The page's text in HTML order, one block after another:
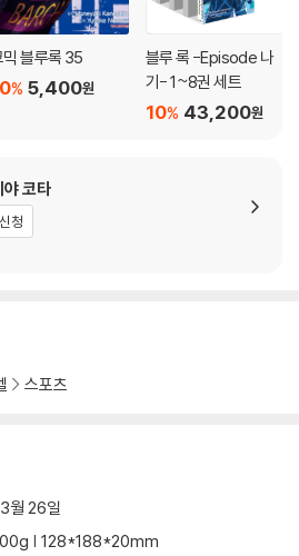
믹 블루록 35
5,400원
%
블루 록 -Episode 나
기- 1~8권 세트
43,200원
10%
코타
청
스포츠
월 26일
| 128*188*20mm